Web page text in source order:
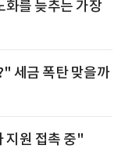
화를 늦추는 가장
세금 폭탄 맞을까
지원 접촉 중"